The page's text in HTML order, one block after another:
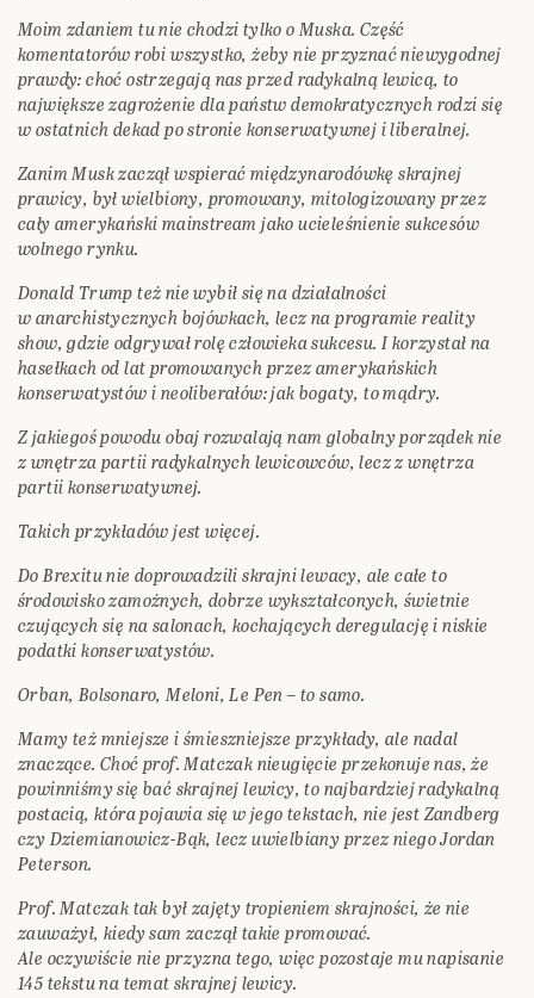
Moim zdaniem tu nie chodzi tylko o Muska. Część
komentatorów robi wszystko, żeby nie przyznać niewygodnej
prawdy: choć ostrzegają nas przed radykalną lewicą, to
największe zagrożenie dla państw demokratycznych rodzi się
w ostatnich dekad po stronie konserwatywnej i liberalnej.
Zanim Musk zaczął wspierać międzynarodówkę skrajnej
prawicy, był wielbiony, promowany, mitologizowany przez
cały amerykański mainstream jako ucieleśnienie sukcesów
wolnego rynku.
Donald Trump też nie wybił się na działalności
w anarchistycznych bojówkach, lecz na programie reality
show, gdzie odgrywał rolę człowieka sukcesu. I korzystał na
hasełkach od lat promowanych przez amerykańskich
konserwatystów i neoliberałów: jak bogaty, to mądry.
Z jakiegoś powodu obaj rozwalają nam globalny porządek nie
z wnętrza partii radykalnych lewicowców, lecz z wnętrza
partii konserwatywnej.
Takich przykładów jest więcej.
Do Brexitu nie doprowadzili skrajni lewacy, ale całe to
środowisko zamożnych, dobrze wykształconych, świetnie
czujących się na salonach, kochających deregulację i niskie
podatki konserwatystów.
Orban, Bolsonaro, Meloni, Le Pen – to samo.
Mamy też mniejsze i śmieszniejsze przykłady, ale nadal
znaczące. Choć prof. Matczak nieugięcie przekonuje nas, że
powinniśmy się bać skrajnej lewicy, to najbardziej radykalną
postacią, która pojawia się w jego tekstach, nie jest Zandberg
czy Dziemianowicz-Bąk, lecz uwielbiany przez niego Jordan
Peterson.
Prof. Matczak tak był zajęty tropieniem skrajności, że nie
zauważył, kiedy sam zaczął takie promować.
Ale oczywiście nie przyzna tego, więc pozostaje mu napisanie
145 tekstu na temat skrajnej lewicy.